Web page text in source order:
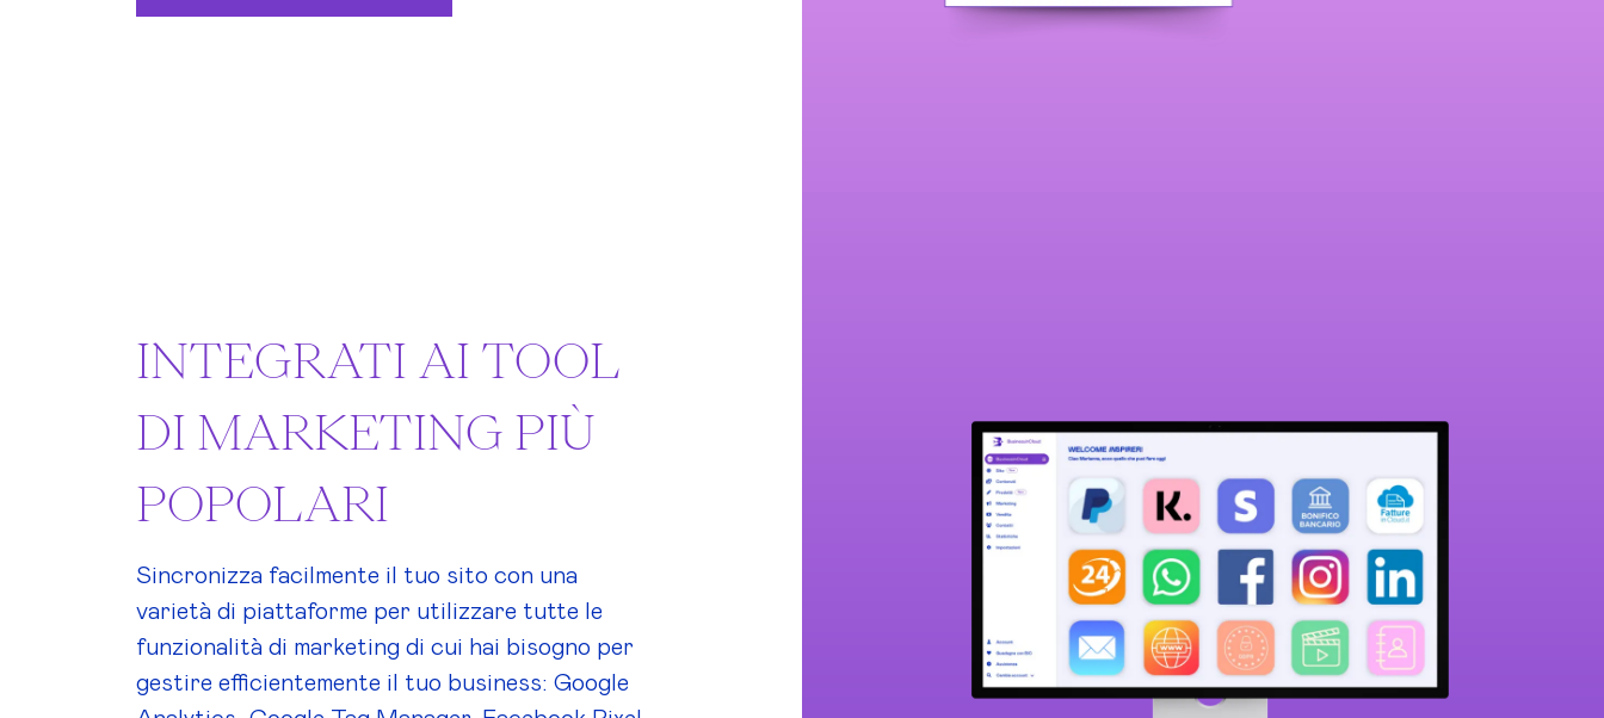
INTEGRATI AI TOOL
DI MARKETING PIÙ
POPOLARI
Sincronizza facilmente il tuo sito con una
varietà di piattaforme per utilizzare tutte le
funzionalità di marketing di cui hai bisogno per
gestire efficientemente il tuo business: Google